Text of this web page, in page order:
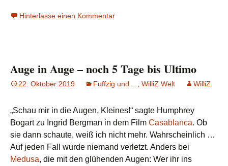
Hinterlasse einen Kommentar
Auge in Auge – noch 5 Tage bis Ultimo
22. Oktober 2019 Fuffzig und ... WilliZ Welt WilliZ
„Schau mir in die Augen, Kleines!“ sagte Humphrey
Bogart zu Ingrid Bergman in dem Film Casablanca. Ob
sie dann schaute, weiß ich nicht mehr. Wahrscheinlich …
Auf jeden Fall wurde niemand verletzt. Anders bei
Medusa, die mit den glühenden Augen: Wer ihr ins